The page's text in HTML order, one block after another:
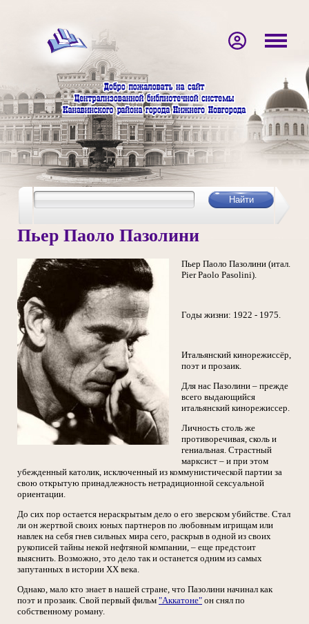
Пьер Паоло Пазолини
Пьер Паоло Пазолини (итал.
Pier Paolo Pasolini).
Годы жизни: 1922 - 1975.
Итальянский кинорежиссёр,
поэт и прозаик.
Для нас Пазолини – прежде
всего выдающийся
итальянский кинорежиссер.
Личность столь же
противоречивая, сколь и
гениальная. Страстный
марксист – и при этом
убежденный католик, исключенный из коммунистической партии за
свою открытую принадлежность нетрадиционной сексуальной
ориентации.
До сих пор остается нераскрытым дело о его зверском убийстве. Стал
ли он жертвой своих юных партнеров по любовным игрищам или
навлек на себя гнев сильных мира сего, раскрыв в одной из своих
рукописей тайны некой нефтяной компании, – еще предстоит
выяснить. Возможно, это дело так и останется одним из самых
запутанных в истории XX века.
Однако, мало кто знает в нашей стране, что Пазолини начинал как
поэт и прозаик. Свой первый фильм "Аккатоне" он снял по
собственному роману.